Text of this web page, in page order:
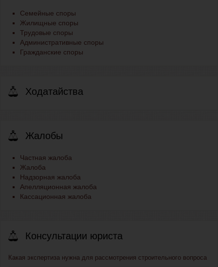
Семейные споры
Жилищные споры
Трудовые споры
Административные споры
Гражданские споры
Ходатайства
Жалобы
Частная жалоба
Жалоба
Надзорная жалоба
Апелляционная жалоба
Кассационная жалоба
Консультации юриста
Какая экспертиза нужна для рассмотрения строительного вопроса